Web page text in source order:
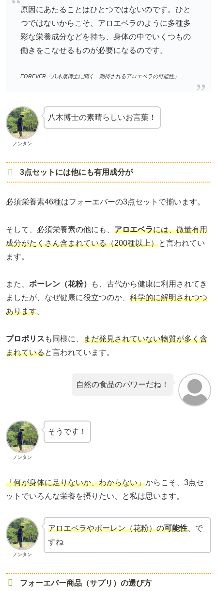
原因にあたることはひとつではないのです。ひと
つではないからこそ、アロエベラのように多種多
彩な栄養成分などを持ち、身体の中でいくつもの
働きをこなせるものが必要になるのです。
FOREVER「八木晟博士に聞く 期待されるアロエベラの可能性」
ノンタン
八木博士の素晴らしいお言葉！
3点セットには他にも有用成分が
必須栄養素46種はフォーエバーの3点セットで揃います。
そして、必須栄養素の他にも、 アロエベラには、微量有用
成分がたくさん含まれている（200種以上）と言われてい
ます。
また、 ポーレン（花粉）
も、古代から健康に利用されてき
ましたが、なぜ健康に役立つのか、 科学的に解明されつつ
あります。
プロポリス も同様に、 まだ発見されていない物質が多く含
まれていると言われています。
自然の食品のパワーだね！
ノンタン
そうです！
「何が身体に足りないか、わからない」からこそ、3点セ
ットでいろんな栄養を摂りたい、と私は思います。
ノンタン
アロエベラやポーレン（花粉）の可能性、で
すね
フォーエバー商品（サプリ）の選び方